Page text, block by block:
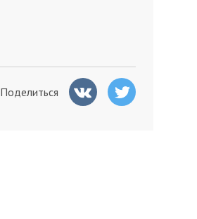
Поделиться